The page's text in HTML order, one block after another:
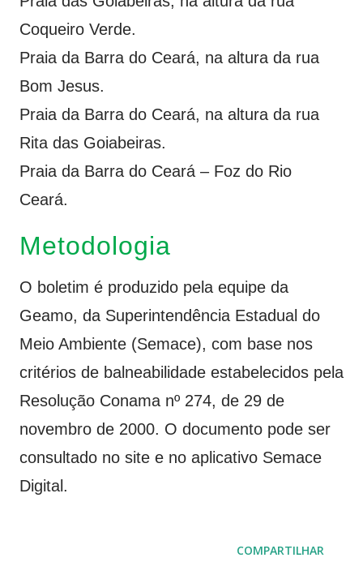
Coqueiro Verde.
Praia da Barra do Ceará, na altura da rua
Bom Jesus.
Praia da Barra do Ceará, na altura da rua
Rita das Goiabeiras.
Praia da Barra do Ceará – Foz do Rio
Ceará.
Metodologia
O boletim é produzido pela equipe da
Geamo, da Superintendência Estadual do
Meio Ambiente (Semace), com base nos
critérios de balneabilidade estabelecidos pela
Resolução Conama nº 274, de 29 de
novembro de 2000. O documento pode ser
consultado no site e no aplicativo Semace
Digital.
COMPARTILHAR